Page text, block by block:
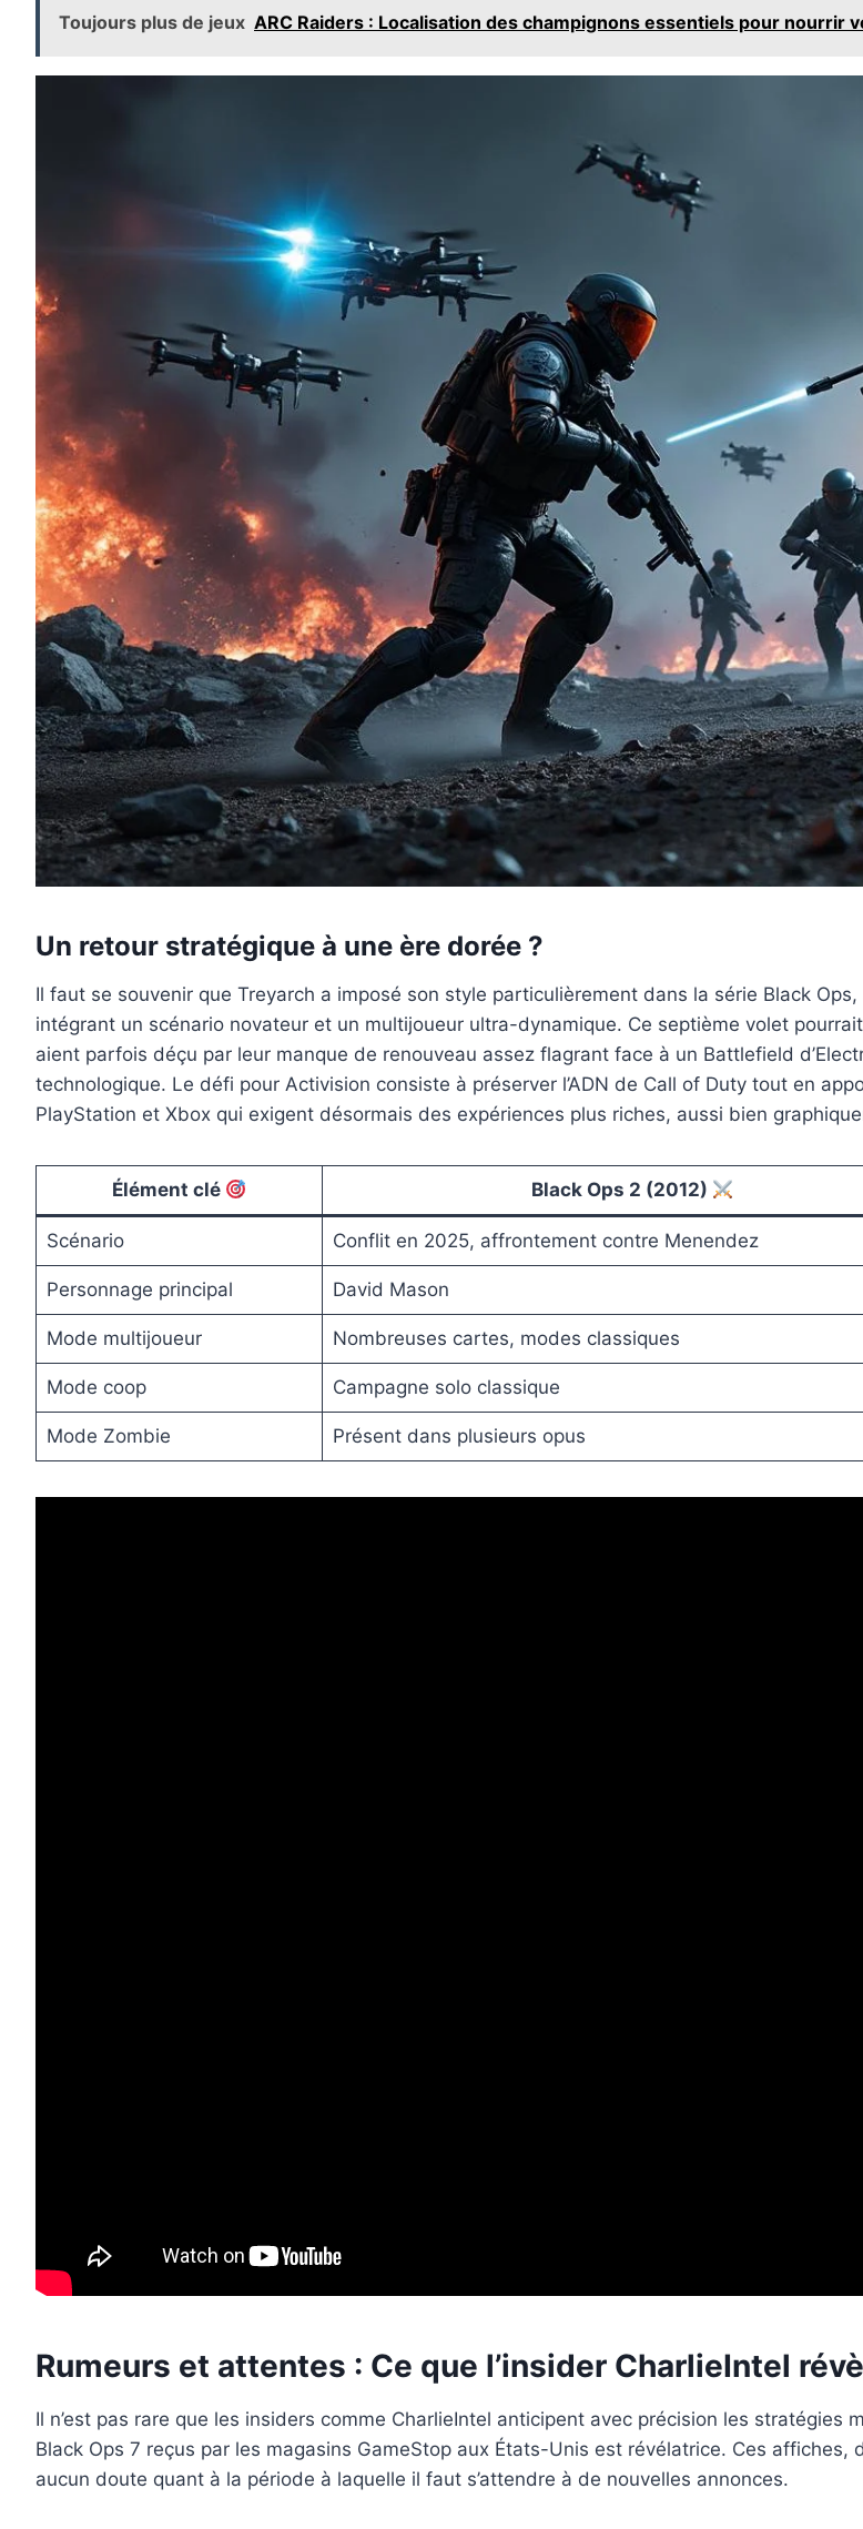
Toujours plus de jeux ARC Raiders : Localisation des champignons essentiels pour nourrir
Un retour stratégique à une ère dorée ?
Il faut se souvenir que Treyarch a imposé son style particulièrement dans la série Black
intégrant un scénario novateur et un multijoueur ultra-dynamique. Ce septième volet
aient parfois déçu par leur manque de renouveau assez flagrant face à un Battlefield
technologique. Le défi pour Activision consiste à préserver l’ADN de Call of Duty tout en
PlayStation et Xbox qui exigent désormais des expériences plus riches, aussi bien
Élément clé Black Ops 2 (2012)
Scénario Conflit en 2025, affrontement contre Menendez
Personnage principal David Mason
Mode multijoueur Nombreuses cartes, modes classiques
Mode coop Campagne solo classique
Mode Zombie Présent dans plusieurs opus
Rumeurs et attentes : Ce que l’insider CharlieIntel
Il n’est pas rare que les insiders comme CharlieIntel anticipent avec précision les stratégies
Black Ops 7 reçus par les magasins GameStop aux États-Unis est révélatrice. Ces
aucun doute quant à la période à laquelle il faut s’attendre à de nouvelles annonces.